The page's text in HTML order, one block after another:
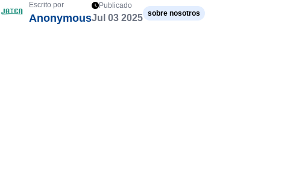
Escrito por
Anonymous
Publicado
Jul 03 2025 sobre nosotros